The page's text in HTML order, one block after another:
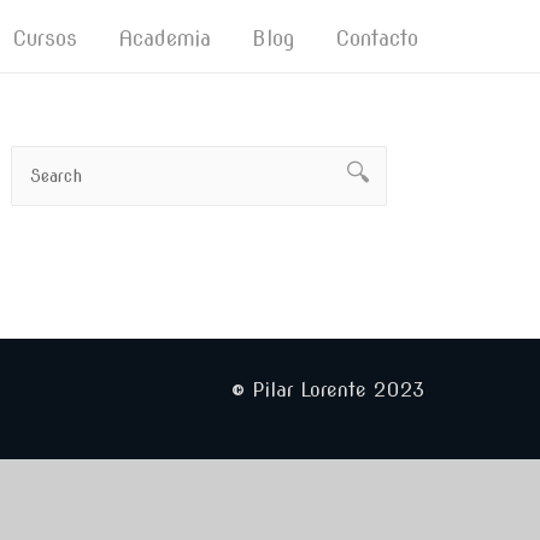
Cursos Academia Blog Contacto
© Pilar Lorente 2023